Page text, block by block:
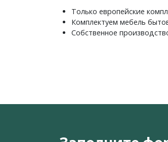
Только европейские
Комплектуем мебель
Собственное